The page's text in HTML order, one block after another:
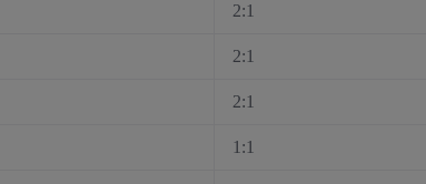
2:1
2:1
2:1
1:1